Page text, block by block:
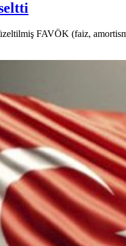
FAVÖK (faiz,